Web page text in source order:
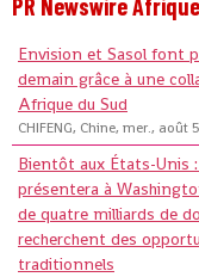
PR Newswire Afrique
Envision et Sasol font
demain grâce à une
Afrique du Sud
CHIFENG, Chine, mer., août
Bientôt aux États-Unis
présentera à
de quatre milliards de
recherchent des
traditionnels